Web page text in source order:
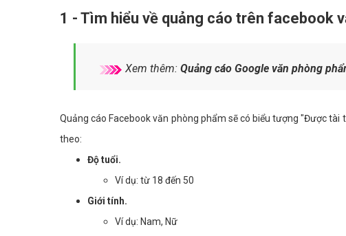
1 - Tìm hiểu về quảng cáo trên facebook
Xem thêm: Quảng cáo Google văn phòng
Quảng cáo Facebook văn phòng phẩm sẽ có biểu tượng "Được
theo:
Độ tuổi.
Ví dụ: từ 18 đến 50
Giới tính.
Ví dụ: Nam, Nữ